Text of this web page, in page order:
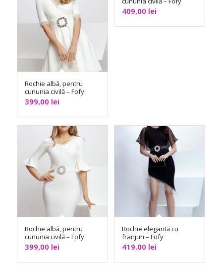
Rochie albă, pentru
cununia civilă – Fofy
399,00 lei
409,00 lei
Rochie albă, pentru
cununia civilă – Fofy
399,00 lei
Rochie elegantă cu
franjuri – Fofy
419,00 lei